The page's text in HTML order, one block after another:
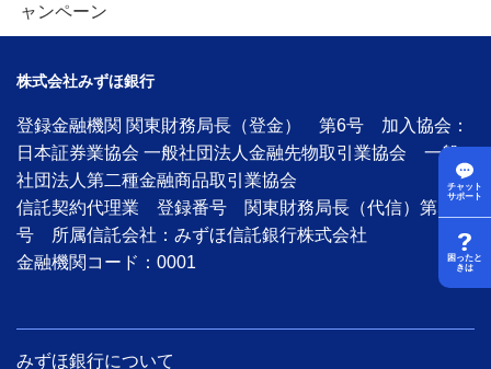
チャット
サポート
困ったと
きは
ャンペーン
株式会社みずほ銀行
登録金融機関 関東財務局長（登金） 第6号 加入協会：
日本証券業協会 一般社団法人金融先物取引業協会 一般
社団法人第二種金融商品取引業協会
信託契約代理業 登録番号 関東財務局長（代信）第58
号 所属信託会社：みずほ信託銀行株式会社
金融機関コード：0001
みずほ銀行について